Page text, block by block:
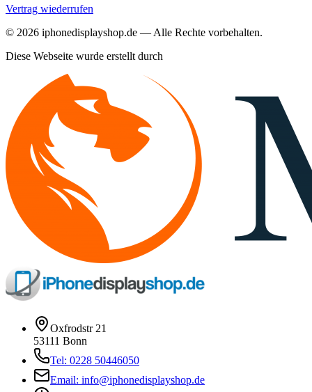
Vertrag wiederrufen
© 2026 iphonedisplayshop.de — Alle Rechte vorbehalten.
Diese Webseite wurde erstellt durch
Oxfrodstr 21
53111 Bonn
Tel: 0228 50446050
Email: info@iphonedisplayshop.de